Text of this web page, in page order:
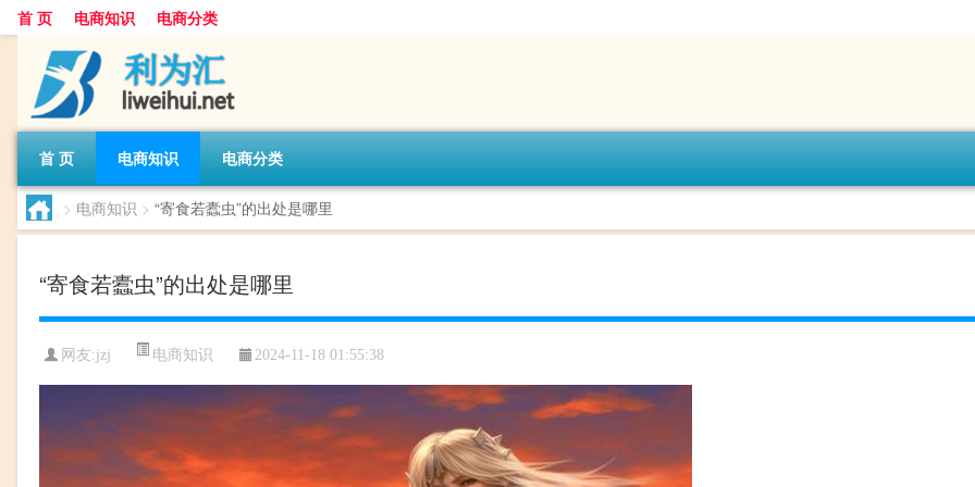
首 页 电商知识 电商分类
首 页 电商知识 电商分类
> 电商知识 > “寄食若蠹虫”的出处是哪里
“寄食若蠹虫”的出处是哪里
网友:jzj 电商知识 2024-11-18 01:55:38